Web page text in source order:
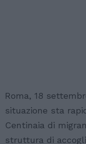
Roma, 18
situazione sta
Centinaia di
struttura di